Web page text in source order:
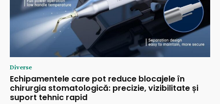
Diverse
Echipamentele care pot reduce blocajele în
chirurgia stomatologică: precizie, vizibilitate și
suport tehnic rapid